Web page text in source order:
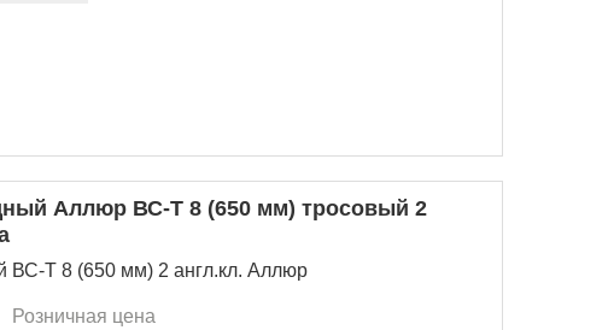
Аллюр ВС-Т 8 (650 мм) тросовый 2
ВС-Т 8 (650 мм) 2 англ.кл. Аллюр
Розничная цена